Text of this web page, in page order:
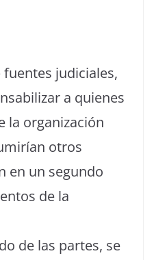
judiciales,
a quienes
la organización
otros
en un segundo
de la
de las partes, se